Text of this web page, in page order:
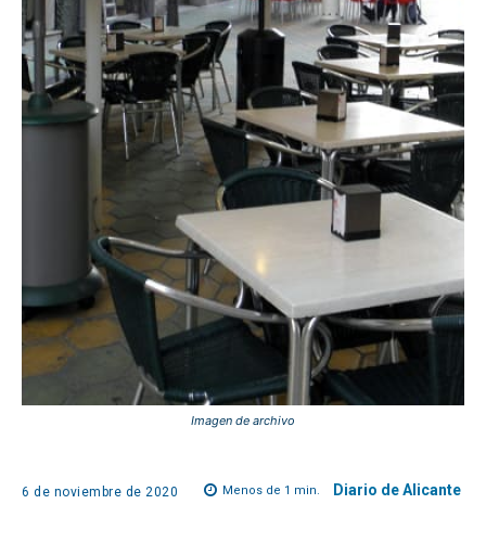
Imagen de archivo
6 de noviembre de 2020 Menos de 1 min. Diario de Alicante